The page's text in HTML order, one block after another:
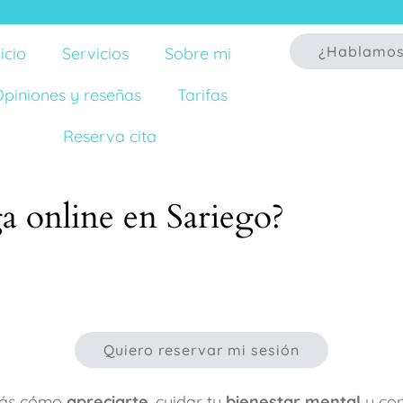
Servicios
Sobre mi
y reseñas
Tarifas
Reserva cita
online en Sariego?
Quiero reservar mi sesión